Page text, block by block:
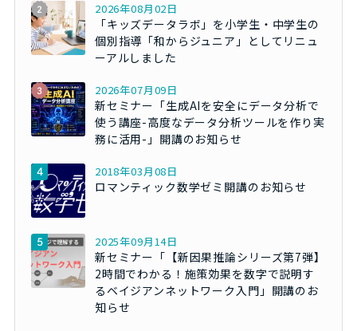
2026年08月02日
「キッズデータラボ」を小学生・中学生の
個別指導「和からジュニア」としてリニュ
ーアルしました
2026年07月09日
新セミナー「生成AIを安全にデータ分析で
使う講座-高度なデータ分析ツールを作り実
務に活用-」開講のお知らせ
2018年03月08日
ロマンティック数学ゼミ開講のお知らせ
2025年09月14日
新セミナー「【新因果推論シリーズ第7弾】
2時間でわかる！施策効果を数字で説明す
るベイジアンネットワーク入門」開講のお
知らせ